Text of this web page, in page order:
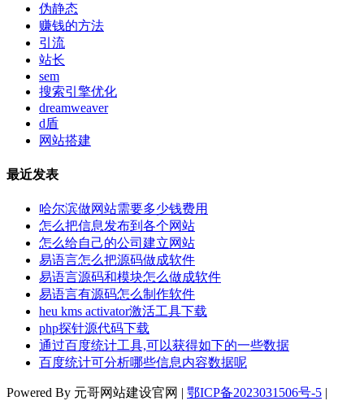
伪静态
赚钱的方法
引流
站长
sem
搜索引擎优化
dreamweaver
d盾
网站搭建
最近发表
哈尔滨做网站需要多少钱费用
怎么把信息发布到各个网站
怎么给自己的公司建立网站
易语言怎么把源码做成软件
易语言源码和模块怎么做成软件
易语言有源码怎么制作软件
heu kms activator激活工具下载
php探针源代码下载
通过百度统计工具,可以获得如下的一些数据
百度统计可分析哪些信息内容数据呢
Powered By 元哥网站建设官网 | 鄂ICP备2023031506号-5 |